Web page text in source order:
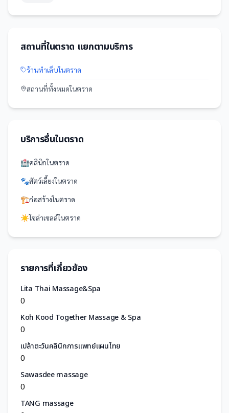
สถานที่ในตราด แยกตามบริการ
ร้านทำเล็บในตราด
สถานที่ทั้งหมดในตราด
บริการอื่นในตราด
🏥คลินิกในตราด
🐾สัตว์เลี้ยงในตราด
🏗️ก่อสร้างในตราด
☀️โซล่าเซลล์ในตราด
รายการที่เกี่ยวข้อง
Lita Thai Massage&Spa
0
Koh Kood Together Massage & Spa
0
เปล้าตะวันคลินิกการแพทย์แผนไทย
0
Sawasdee massage
0
TANG massage